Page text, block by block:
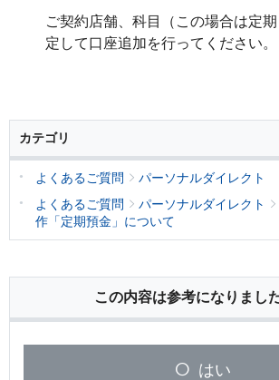
ご契約店舗、科目（この場合は定
定して口座追加を行ってください。
カテゴリ
よくあるご質問
パーソナルダイレクト
よくあるご質問
パーソナルダイレクト
作「定期預金」について
この内容は参考になりまし
はい